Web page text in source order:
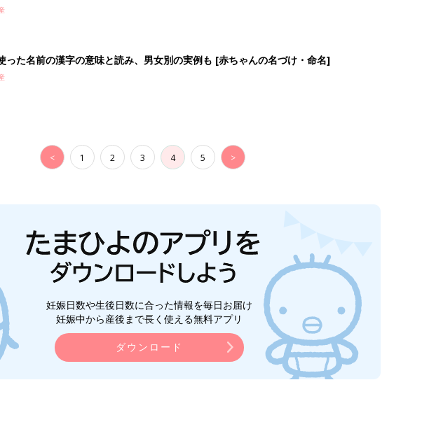
った名前の漢字の意味と読み、男女別の実例も [赤ちゃんの名づけ・命名]
< 1 2 3 4 5 >
妊娠日数や生後日数に合った情報を毎日お届け
妊娠中から産後まで長く使える無料アプリ
ダウンロード